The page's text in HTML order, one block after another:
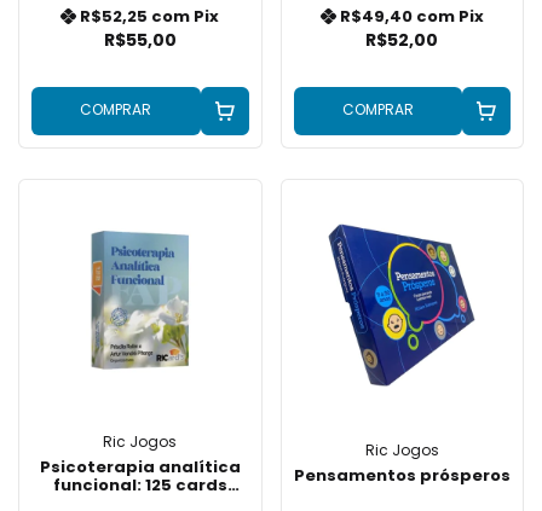
R$55,00
R$52,25 com Pix
COMPRAR
R$52,00
R$49,40 com Pix
COMPRAR
Ric Jogos
Psicoterapia analítica
funcional: 125 cards
Ric Jogos
Pensamentos prósperos